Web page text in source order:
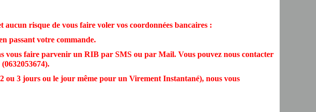
aucun risque de vous faire voler vos coordonnées bancaires :
passant votre commande.
vous faire parvenir un RIB par SMS ou par Mail. Vous pouvez nous contacter
ou 3 jours ou le jour même pour un Virement Instantané), nous vous